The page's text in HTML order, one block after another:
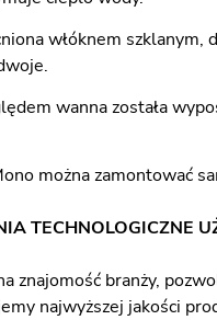
włóknem
wanna została
można zamontować
TECHNOLOGICZNE
znajomość branży,
najwyższej jakości